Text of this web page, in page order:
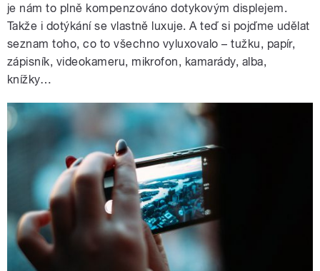
je nám to plně kompenzováno dotykovým displejem.
Takže i dotýkání se vlastně luxuje. A teď si pojďme udělat
seznam toho, co to všechno vyluxovalo – tužku, papír,
zápisník, videokameru, mikrofon, kamarády, alba,
knížky…